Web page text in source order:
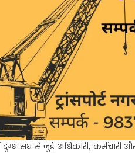
दुग्ध संघ से जुड़े अधिकारी, कर्मचारी